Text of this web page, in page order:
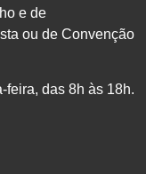
e de
ou de Convenção
feira, das 8h às 18h.